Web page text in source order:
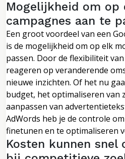
Mogelijkheid om op
campagnes aan te
Een groot voordeel van een
is de mogelijkheid om op elk
passen. Door de flexibiliteit
reageren op veranderende
nieuwe inzichten. Of het nu
budget, het optimaliseren van
aanpassen van
AdWords heb je de controle
finetunen en te optimaliseren
Kosten kunnen snel